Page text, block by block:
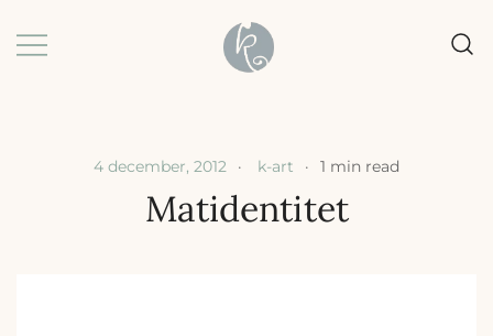
to
4 december, 2012 k-art 1 min read
Matidentitet